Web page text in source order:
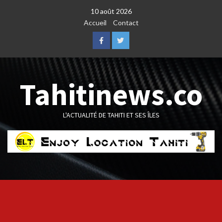
10 août 2026
Accueil
Contact
FacebookTwitter
Tahitinews.co
L'ACTUALITÉ DE TAHITI ET SES ÎLES